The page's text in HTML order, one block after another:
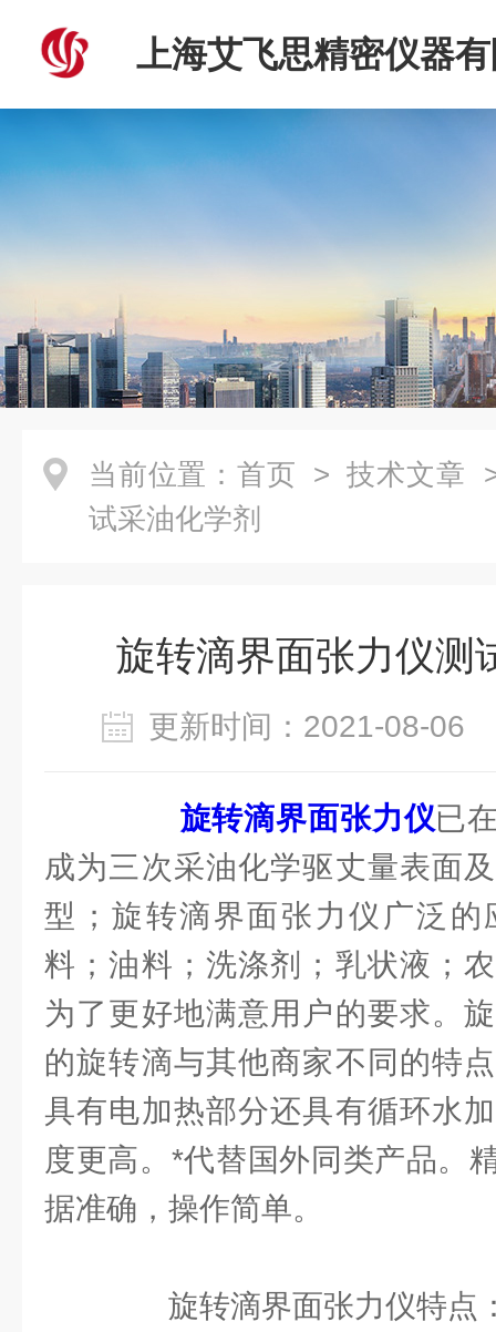
上海艾飞思精密仪器
当前位置： 首页 > 技术文章
试采油化学剂
旋转滴界面张力仪测
更新时间：2021-08-
旋转滴界面张力仪已
成为三次采油化学驱丈量表面
型；旋转滴界面张力仪广泛的
料；油料；洗涤剂；乳状液；
为了更好地满意用户的要求。
的旋转滴与其他商家不同的特
具有电加热部分还具有循环水
度更高。*代替国外同类产品。
据准确，操作简单。
旋转滴界面张力仪特点